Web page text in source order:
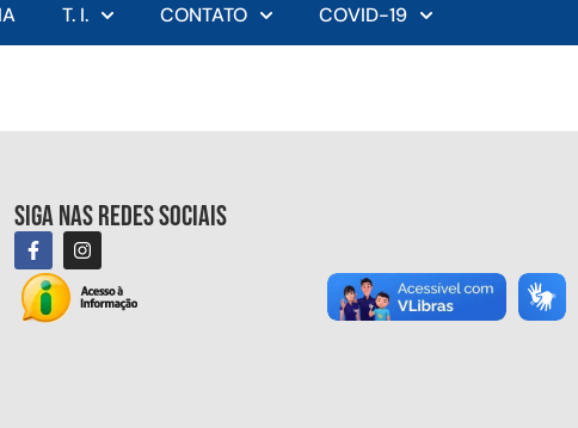
T. I. CONTATO COVID-19
Siga nas redes sociais